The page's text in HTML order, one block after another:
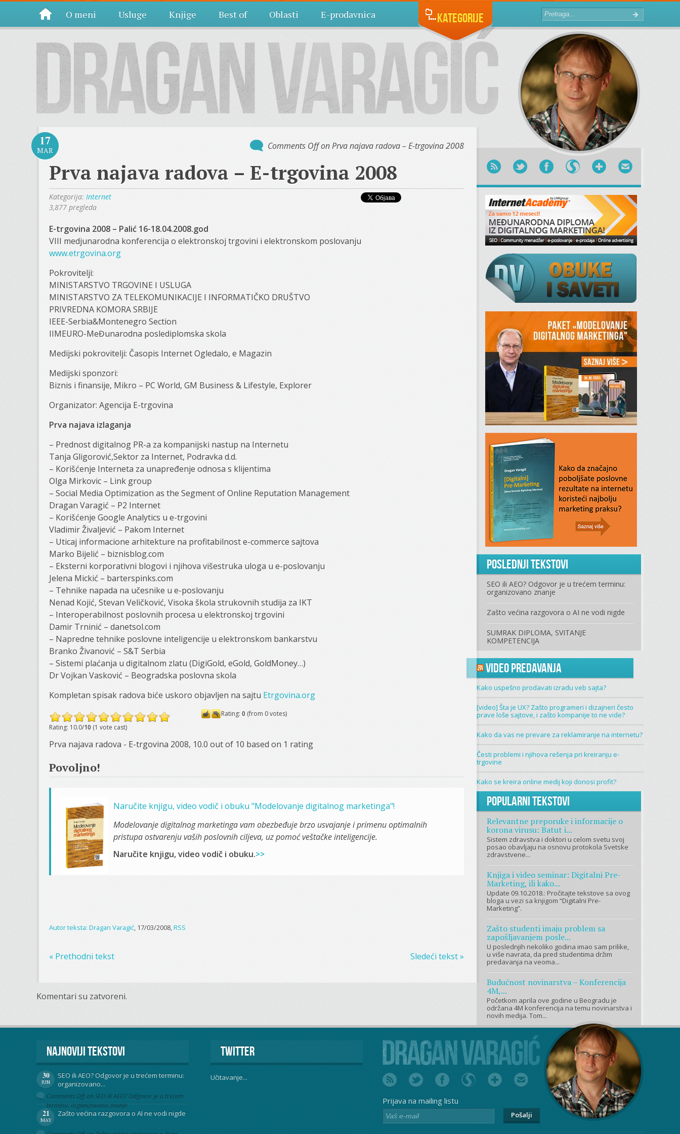
O meni Usluge Knjige Best of Oblasti E-prodavnica Kategorije
17
MAR Comments Offon Prva najava radova – E-trgovina 2008
Prva najava radova – E-trgovina 2008
Kategorija: Internet
3,877 pregleda
E-trgovina 2008 – Palić 16-18.04.2008.god
VIII medjunarodna konferencija o elektronskoj trgovini i elektronskom poslovanju
www.etrgovina.org
Pokrovitelji:
MINISTARSTVO TRGOVINE I USLUGA
MINISTARSTVO ZA TELEKOMUNIKACIJE I INFORMATIČKO DRUŠTVO
PRIVREDNA KOMORA SRBIJE
IEEE-Serbia&Montenegro Section
IIMEURO-MeĐunarodna poslediplomska skola
Medijski pokrovitelji: Časopis Internet Ogledalo, e Magazin
Medijski sponzori:
Biznis i finansije, Mikro – PC World, GM Business & Lifestyle, Explorer
Organizator: Agencija E-trgovina
Prva najava izlaganja
– Prednost digitalnog PR-a za kompanijski nastup na Internetu
Tanja Gligorović,Sektor za Internet, Podravka d.d.
– Korišćenje Interneta za unapređenje odnosa s klijentima
Olga Mirkovic – Link group
– Social Media Optimization as the Segment of Online Reputation Management
Dragan Varagić – P2 Internet
– Korišćenje Google Analytics u e-trgovini
Vladimir Živaljević – Pakom Internet
– Uticaj informacione arhitekture na profitabilnost e-commerce sajtova
Marko Bijelić – biznisblog.com
– Eksterni korporativni blogovi i njihova višestruka uloga u e-poslovanju
Jelena Mickić – barterspinks.com
– Tehnike napada na učesnike u e-poslovanju
Nenad Kojić, Stevan Veličković, Visoka škola strukovnih studija za IKT
– Interoperabilnost poslovnih procesa u elektronskoj trgovini
Damir Trninić – danetsol.com
– Napredne tehnike poslovne inteligencije u elektronskom bankarstvu
Branko Živanović – S&T Serbia
– Sistemi plaćanja u digitalnom zlatu (DigiGold, eGold, GoldMoney…)
Dr Vojkan Vasković – Beogradska poslovna skola
Kompletan spisak radova biće uskoro objavljen na sajtu Etrgovina.org
Rating: 10.0/10 (1 vote cast)
Rating: 0 (from 0 votes)
Prva najava radova - E-trgovina 2008, 10.0 out of 10 based on 1 rating
Povoljno!
Naručite knjigu, video vodič i obuku "Modelovanje digitalnog marketinga"!
Modelovanje digitalnog marketinga vam obezbeđuje brzo usvajanje i primenu optimalnih
pristupa ostvarenju vaših poslovnih ciljeva, uz pomoć veštačke inteligencije.
Naručite knjigu, video vodič i obuku.>>
Autor teksta: Dragan Varagić, 17/03/2008,RSS
« Prethodni tekst Sledeći tekst »
Komentari su zatvoreni.
Poslednji tekstovi
SEO ili AEO? Odgovor je u trećem terminu:
organizovano znanje
Zašto većina razgovora o AI ne vodi nigde
SUMRAK DIPLOMA, SVITANJE
KOMPETENCIJA
Video predavanja
Kako uspešno prodavati izradu veb sajta?
[video] Šta je UX? Zašto programeri i dizajneri često
prave loše sajtove, i zašto kompanije to ne vide?
Kako da vas ne prevare za reklamiranje na internetu?
Česti problemi i njihova rešenja pri kreiranju e-
trgovine
Kako se kreira online medij koji donosi profit?
Popularni tekstovi
Relevantne preporuke i informacije o
korona virusu: Batut i...
Sistem zdravstva i doktori u celom svetu svoj
posao obavljaju na osnovu protokola Svetske
zdravstvene...
Knjiga i video seminar: Digitalni Pre-
Marketing, ili kako...
Update 09.10.2018.: Pročitajte tekstove sa ovog
bloga u vezi sa knjigom “Digitalni Pre-
Marketing”.
Zašto studenti imaju problem sa
zapošljavanjem posle...
U poslednjih nekoliko godina imao sam prilike,
u više navrata, da pred studentima držim
predavanja na veoma...
Budućnost novinarstva – Konferencija
4M,...
Početkom aprila ove godine u Beogradu je
održana 4M konferencija na temu novinarstva i
novih medija. Tom...
Najnoviji tekstovi
30
JUN
SEO ili AEO? Odgovor je u trećem terminu:
organizovano...
Comments Offon SEO ili AEO? Odgovor je u trećem
terminu: organizovano znanje
21
MAY
Zašto većina razgovora o AI ne vodi nigde
Twitter
Učitavanje...
Prijava na mailing listu